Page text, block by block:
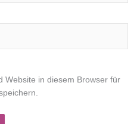
Website in diesem Browser für